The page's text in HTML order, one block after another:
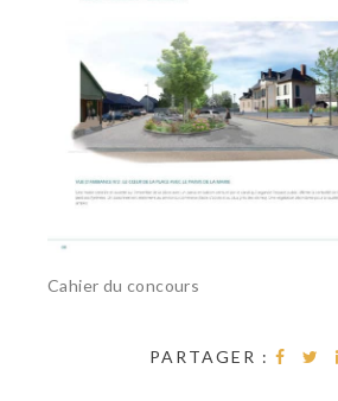
Cahier du concours
PARTAGER :